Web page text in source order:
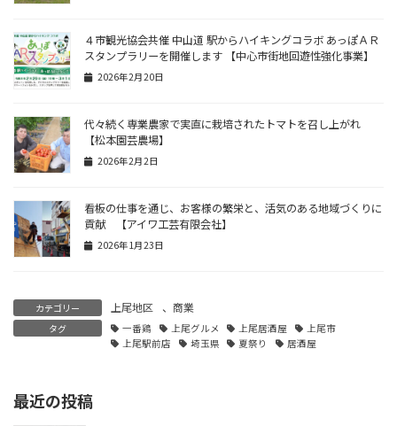
４市観光協会共催 中山道 駅からハイキングコラボ あっぽＡＲ
スタンプラリーを開催します 【中心市街地回遊性強化事業】
2026年2月20日
代々続く専業農家で実直に栽培されたトマトを召し上がれ
【松本園芸農場】
2026年2月2日
看板の仕事を通じ、お客様の繁栄と、活気のある地域づくりに
貢献 【アイワ工芸有限会社】
2026年1月23日
カテゴリー 上尾地区 、 商業
タグ 一番鶏 上尾グルメ 上尾居酒屋
上尾市
上尾駅前店
埼玉県 夏祭り 居酒屋
最近の投稿